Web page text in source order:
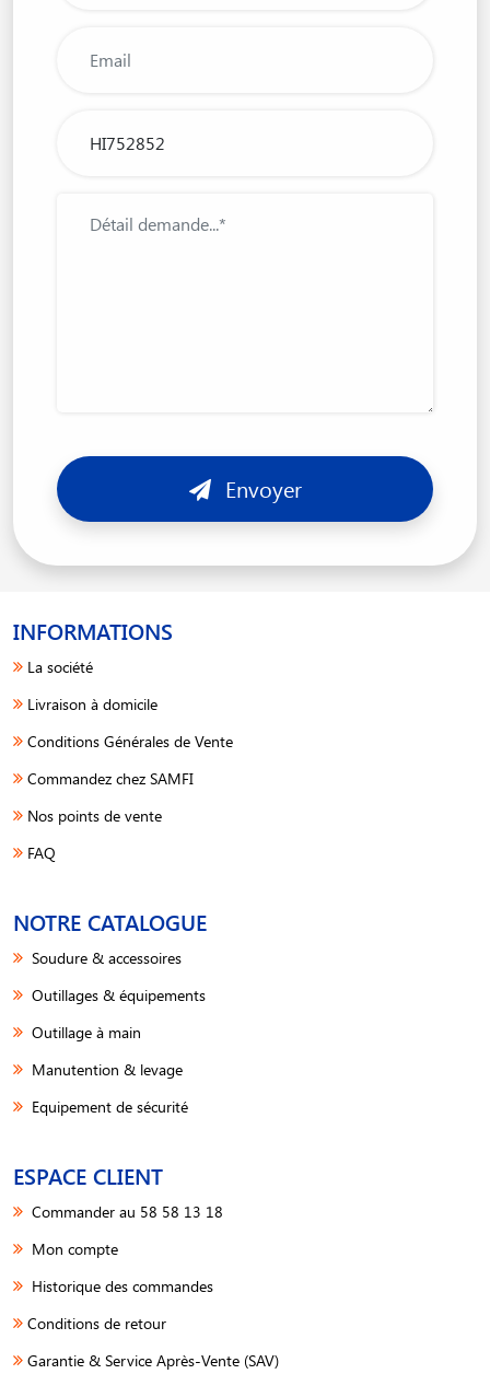
Envoyer
INFORMATIONS
La société
Livraison à domicile
Conditions Générales de Vente
Commandez chez SAMFI
Nos points de vente
FAQ
NOTRE CATALOGUE
Soudure & accessoires
Outillages & équipements
Outillage à main
Manutention & levage
Equipement de sécurité
ESPACE CLIENT
Commander au 58 58 13 18
Mon compte
Historique des commandes
Conditions de retour
Garantie & Service Après-Vente (SAV)